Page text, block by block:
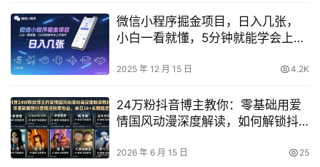
微信小程序掘金项目，日入几张，
小白一看就懂，5分钟就能学会上手
2025 年 12 月 15 日 4.2K
24万粉抖音博主教你：零基础用爱
情国风动漫深度解读，如何解锁抖
千？
2026 年 6 月 15 日 25